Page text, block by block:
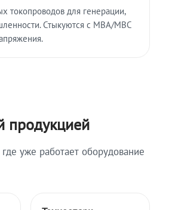
токопроводов для генерации,
Стыкуются с МВА/МВС
продукцией
уже работает оборудование